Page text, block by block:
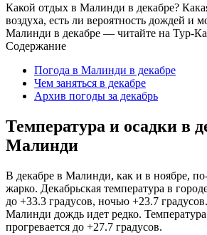
Какой отдых в Малинди в декабре?
воздуха, есть ли вероятность дождей и
Малинди в декабре — читайте на Тур-
Содержание
Погода в Малинди в декабре
Чем заняться в декабре
Архив погоды за декабрь
Температура и осадки в
Малинди
В декабре в Малинди, как и в ноябре,
жарко. Декабрьская температура в
до +33.3 градусов, ночью +23.7
Малинди дождь идет редко.
прогревается до +27.7 градусов.